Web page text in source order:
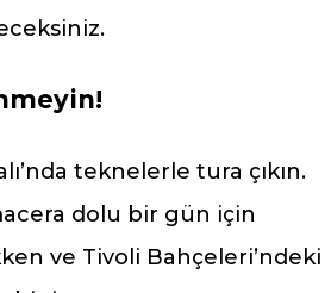
teknelerle tura çıkın.
dolu bir gün için
ve Tivoli Bahçeleri’ndeki